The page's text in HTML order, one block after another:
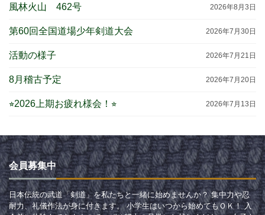
風林火山 462号 2026年8月3日
第60回全国道場少年剣道大会 2026年7月30日
活動の様子 2026年7月21日
8月稽古予定 2026年7月20日
⭐︎2026上期お疲れ様会！⭐︎ 2026年7月13日
会員募集中
日本伝統の武道「剣道」を私たちと一緒に始めませんか？ 集中力や忍
耐力、礼儀作法が身に付きます。 小学生はいつから始めてもＯＫ！ 入